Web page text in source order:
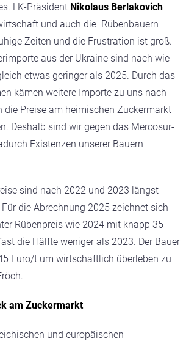
LK-Präsident Nikolaus Berlakovich
und auch die Rübenbauern
Zeiten und die Frustration ist groß.
aus der Ukraine sind nach wie
etwas geringer als 2025. Durch das
kämen weitere Importe zu uns nach
die Preise am heimischen Zuckermarkt
Deshalb sind wir gegen das Mercosur-
Existenzen unserer Bauern
sind nach 2022 und 2023 längst
die Abrechnung 2025 zeichnet sich
Rübenpreis wie 2024 mit knapp 35
die Hälfte weniger als 2023. Der Bauer
Euro/t um wirtschaftlich überleben zu
am Zuckermarkt
und europäischen